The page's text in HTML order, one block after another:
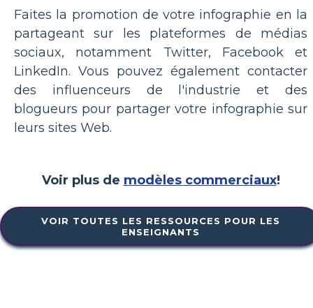
Faites la promotion de votre infographie en la
partageant sur les plateformes de médias
sociaux, notamment Twitter, Facebook et
LinkedIn. Vous pouvez également contacter
des influenceurs de l'industrie et des
blogueurs pour partager votre infographie sur
leurs sites Web.
Voir plus de modèles commerciaux!
VOIR TOUTES LES RESSOURCES POUR LES
ENSEIGNANTS